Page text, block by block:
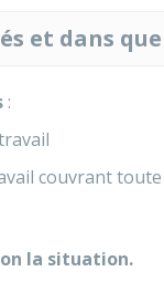
et dans
:
couvrant
la situation.